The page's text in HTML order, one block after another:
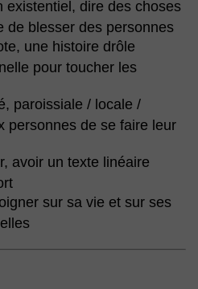
existentiel, dire des choses
de blesser des personnes
une histoire drôle
pour toucher les
paroissiale / locale /
personnes de se faire leur
avoir un texte linéaire
sur sa vie et sur ses